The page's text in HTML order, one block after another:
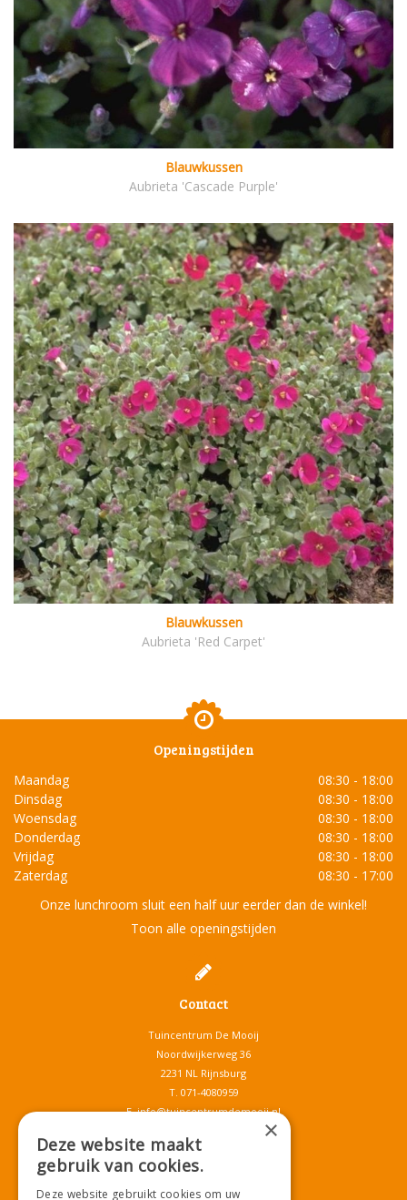
Blauwkussen
Aubrieta 'Cascade Purple'
Blauwkussen
Aubrieta 'Red Carpet'
Openingstijden
Maandag
08:30 - 18:00
Dinsdag
08:30 - 18:00
Woensdag
08:30 - 18:00
Donderdag
08:30 - 18:00
Vrijdag
08:30 - 18:00
Zaterdag
08:30 - 17:00
Onze lunchroom sluit een half uur eerder dan de winkel!
Toon alle openingstijden
Contact
Tuincentrum De Mooij
Noordwijkerweg 36
2231 NL Rijnsburg
T. 071-4080959
E.info@tuincentrumdemooij.nl
Download onze App!
×
Deze website maakt
gebruik van cookies.
Deze website gebruikt cookies om uw